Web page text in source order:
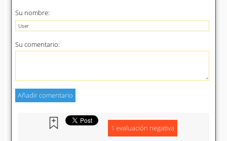
Su nombre:
Su comentario:
1 evaluación negativa